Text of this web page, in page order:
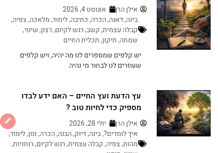
אילן הרן
אוגוסט 4, 2026
בינה,דאגה,הכרה,כתיבה,לימוד,מלאכה,צפיה,
קבלה עצמית,קשב,רגש לקיום,רצון,שינוי,
שמחה,תיקון,תכלית החיים
יש קלפים שמספרים לנו מה יהיה, ויש קלפים
שעוזרים לנו לבחור מי נהיה
עץ הדעת ועץ החיים – האם ידע לבדו
מספיק כדי לחיות טוב ?
אילן הרן
יולי 28, 2026
איך לומדים?,בינה,דיוק,הבנה,הכרה,זמן,לימוד,
מהות,צפיה,קבלה עצמית,רגש לקיום,רוחניות,